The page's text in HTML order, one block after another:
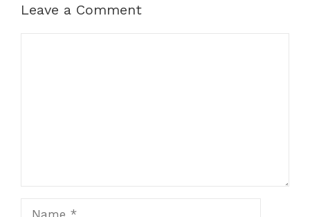
Leave a Comment